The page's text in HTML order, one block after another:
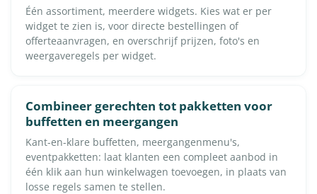
Één assortiment, meerdere widgets. Kies wat er per
widget te zien is, voor directe bestellingen of
offerteaanvragen, en overschrijf prijzen, foto's en
weergaveregels per widget.
Combineer gerechten tot pakketten voor
buffetten en meergangen
Kant-en-klare buffetten, meergangenmenu's,
eventpakketten: laat klanten een compleet aanbod in
één klik aan hun winkelwagen toevoegen, in plaats van
losse regels samen te stellen.